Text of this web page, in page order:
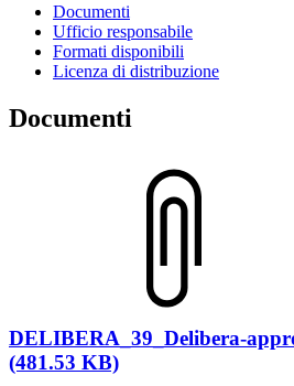
Documenti
Ufficio responsabile
Formati disponibili
Licenza di distribuzione
Documenti
DELIBERA_39_Delibera-
(481.53 KB)